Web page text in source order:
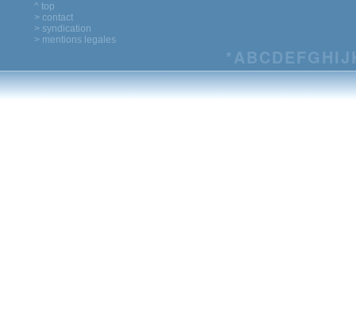
^ top
> contact
> syndication
> mentions legales
*ABCDEFG HIJ